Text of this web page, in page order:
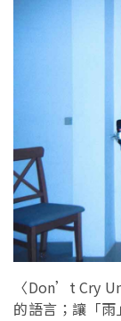
〈Don’t Cry
的語言；讓「